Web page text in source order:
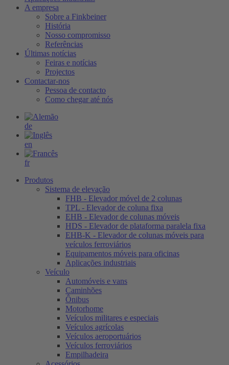
A empresa
Sobre a Finkbeiner
História
Nosso compromisso
Referências
Últimas notícias
Feiras e notícias
Projectos
Contactar-nos
Pessoa de contacto
Como chegar até nós
de
en
fr
Produtos
Sistema de elevação
FHB - Elevador móvel de 2 colunas
TPL - Elevador de coluna fixa
EHB - Elevador de colunas móveis
HDS - Elevador de plataforma paralela fixa
EHB-K - Elevador de colunas móveis para
veículos ferroviários
Equipamentos móveis para oficinas
Aplicações industriais
Veículo
Automóveis e vans
Caminhões
Ônibus
Motorhome
Veículos militares e especiais
Veículos agrícolas
Veículos aeroportuários
Veículos ferroviários
Empilhadeira